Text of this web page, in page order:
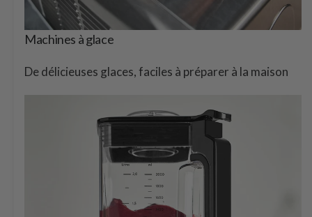
Machines à glace
De délicieuses glaces, faciles à préparer à la maison